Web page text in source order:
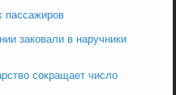
пассажиров
заковали в наручники
сокращает число